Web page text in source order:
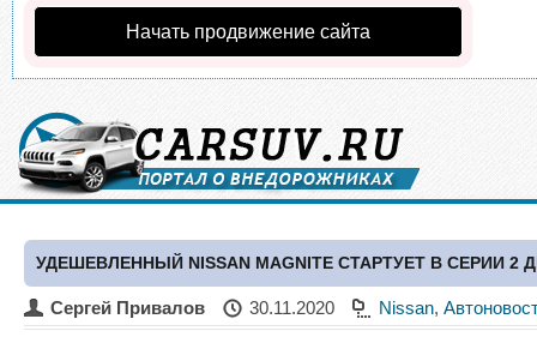
Начать продвижение сайта
УДЕШЕВЛЕННЫЙ NISSAN MAGNITE СТАРТУЕТ В СЕРИИ 2
Сергей Привалов 30.11.2020 Nissan,